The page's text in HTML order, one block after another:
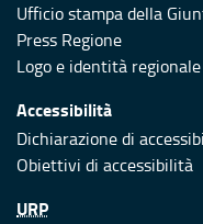
Ufficio stampa della
Press Regione
Logo e identità regionale
Accessibilità
Dichiarazione di
Obiettivi di accessibilità
URP